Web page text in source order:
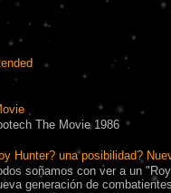
The Movie 1986
Hunter? una posibilidad?
soñamos con ver a un
generación de